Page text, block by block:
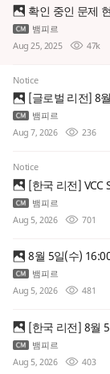
확인 중인 문제
뱀피르
Aug 25, 2025
47k
Notice
[글로벌 리전] 8
뱀피르
Aug 7, 2026
236
Notice
[한국 리전] VCC
뱀피르
Aug 5, 2026
701
8월 5일(수)
뱀피르
Aug 5, 2026
481
[한국 리전] 8월
뱀피르
Aug 5, 2026
403